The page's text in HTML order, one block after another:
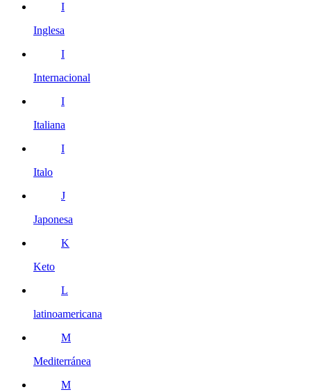
I
Inglesa
I
Internacional
I
Italiana
I
Italo
J
Japonesa
K
Keto
L
latinoamericana
M
Mediterránea
M